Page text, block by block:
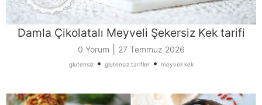
Damla Çikolatalı Meyveli Şekersiz Kek tarifi
0 Yorum 27 Temmuz 2026
glutensiz• glutensiz tarifler• meyveli kek